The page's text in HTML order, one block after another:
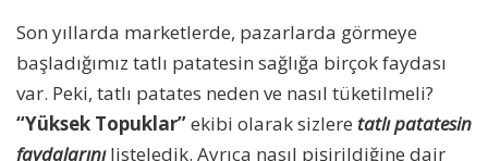
Son yıllarda marketlerde, pazarlarda görmeye
başladığımız tatlı patatesin sağlığa birçok faydası
var. Peki, tatlı patates neden ve nasıl tüketilmeli?
“Yüksek Topuklar”ekibi olarak sizlere tatlı patatesin
faydalarınılisteledik. Ayrıca nasıl pişirildiğine dair